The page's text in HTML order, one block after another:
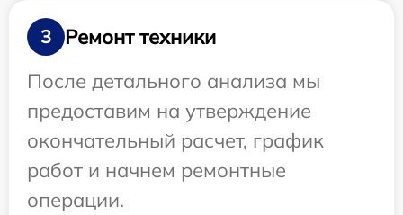
3
Ремонт техники
После детального анализа мы
предоставим на утверждение
окончательный расчет, график
работ и начнем ремонтные
операции.